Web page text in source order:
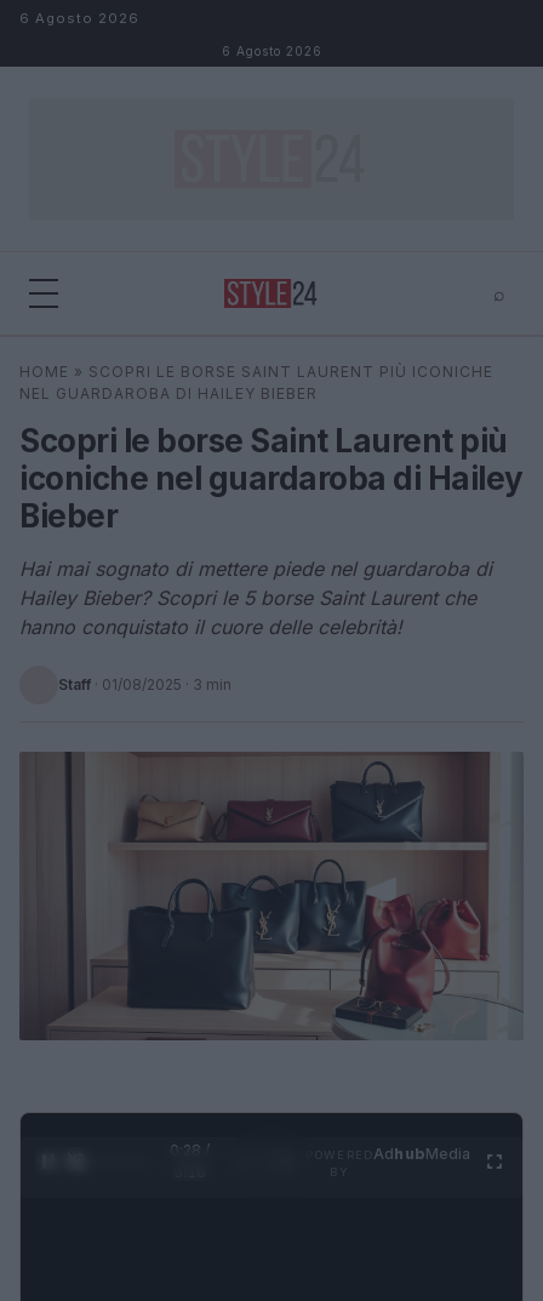
Salta al contenuto
6 Agosto 2026
6 Agosto 2026
⌕
Cerca ⌕
HOME » SCOPRI LE BORSE SAINT LAURENT PIÙ ICONICHE
NEL GUARDAROBA DI HAILEY BIEBER
Scopri le borse Saint Laurent più
iconiche nel guardaroba di Hailey
Bieber
Hai mai sognato di mettere piede nel guardaroba di
Hailey Bieber? Scopri le 5 borse Saint Laurent che
hanno conquistato il cuore delle celebrità!
Staff · 01/08/2025 · 3 min
0:29 /
AdhubMedia